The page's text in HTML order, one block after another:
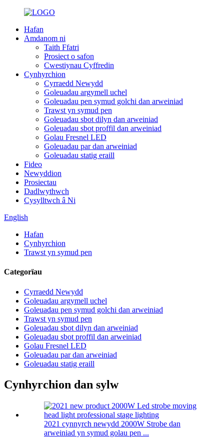
Hafan
Amdanom ni
Taith Ffatri
Prosiect o safon
Cwestiynau Cyffredin
Cynhyrchion
Cyrraedd Newydd
Goleuadau argymell uchel
Goleuadau pen symud golchi dan arweiniad
Trawst yn symud pen
Goleuadau sbot dilyn dan arweiniad
Goleuadau sbot proffil dan arweiniad
Golau Fresnel LED
Goleuadau par dan arweiniad
Goleuadau statig eraill
Fideo
Newyddion
Prosiectau
Dadlwythwch
Cysylltwch â Ni
English
Hafan
Cynhyrchion
Trawst yn symud pen
Categorïau
Cyrraedd Newydd
Goleuadau argymell uchel
Goleuadau pen symud golchi dan arweiniad
Trawst yn symud pen
Goleuadau sbot dilyn dan arweiniad
Goleuadau sbot proffil dan arweiniad
Golau Fresnel LED
Goleuadau par dan arweiniad
Goleuadau statig eraill
Cynhyrchion dan sylw
2021 cynnyrch newydd 2000W Strobe dan
arweiniad yn symud golau pen ...